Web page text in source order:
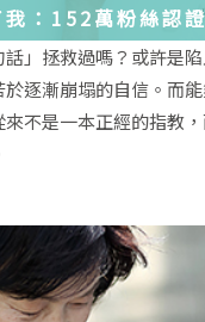
：152萬粉絲認
「國民姐
淵的你雪中送炭
」拯救過嗎？或許是
逐漸崩塌的自信。而
不是一本正經的指教